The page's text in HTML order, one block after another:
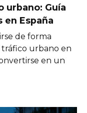
urbano: Guía
en España
de forma
urbano en
en un